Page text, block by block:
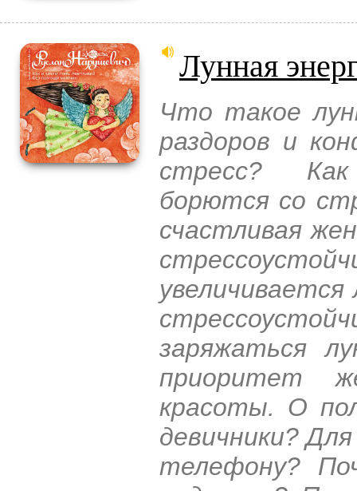
Лунная
Что такое
раздоров и
стресс?
борются со
счастливая
заряжаться
приоритет
красоты. О
девичники?
телефону?